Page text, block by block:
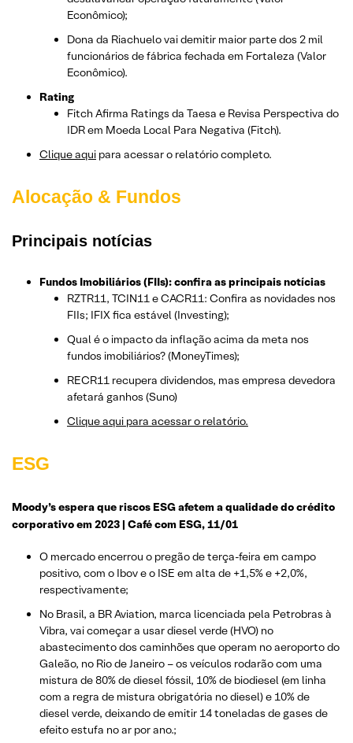
Econômico);
Dona da Riachuelo vai demitir maior parte dos 2 mil
funcionários de fábrica fechada em Fortaleza (Valor
Econômico).
Rating
Fitch Afirma Ratings da Taesa e Revisa Perspectiva do
IDR em Moeda Local Para Negativa (Fitch).
Clique aqui para acessar o relatório completo.
Alocação & Fundos
Principais notícias
Fundos Imobiliários (FIIs): confira as principais notícias
RZTR11, TCIN11 e CACR11: Confira as novidades nos
FIIs; IFIX fica estável (Investing);
Qual é o impacto da inflação acima da meta nos
fundos imobiliários? (MoneyTimes);
RECR11 recupera dividendos, mas empresa devedora
afetará ganhos (Suno)
Clique aqui para acessar o relatório.
ESG
Moody’s espera que riscos ESG afetem a qualidade do crédito
corporativo em 2023 | Café com ESG, 11/01
O mercado encerrou o pregão de terça-feira em campo
positivo, com o Ibov e o ISE em alta de +1,5% e +2,0%,
respectivamente;
No Brasil, a BR Aviation, marca licenciada pela Petrobras à
Vibra, vai começar a usar diesel verde (HVO) no
abastecimento dos caminhões que operam no aeroporto do
Galeão, no Rio de Janeiro – os veículos rodarão com uma
mistura de 80% de diesel fóssil, 10% de biodiesel (em linha
com a regra de mistura obrigatória no diesel) e 10% de
diesel verde, deixando de emitir 14 toneladas de gases de
efeito estufa no ar por ano.;